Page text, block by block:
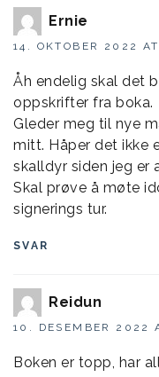
Ernie
14. OKTOBER 2022
Åh endelig skal det
oppskrifter fra boka.
Gleder meg til nye
mitt. Håper det ikke
skalldyr siden jeg er
Skal prøve å møte
signerings tur.
SVAR
Reidun
10. DESEMBER 2022
Boken er topp, har